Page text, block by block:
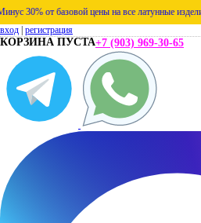
30% от базовой цены на все латунные изделия!!!
вход регистрация
КОРЗИНА ПУСТА+7 (903) 969-30-65